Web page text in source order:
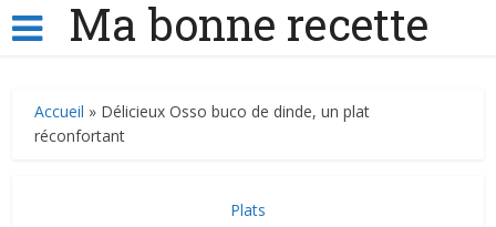
Ma bonne recette
Accueil » Délicieux Osso buco de dinde, un plat
réconfortant
Plats